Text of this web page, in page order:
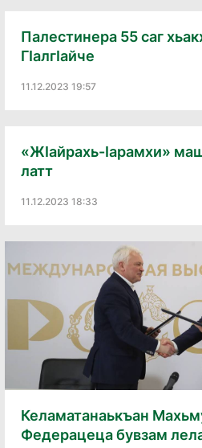
Палестинера 55 саг
ГӀалгӀайче
11.12.2023 19:57
«ЖӀайрахь-Ӏарамхи»
латт
11.12.2023 18:33
Келаматанаькъан
Федерацеца бувзам